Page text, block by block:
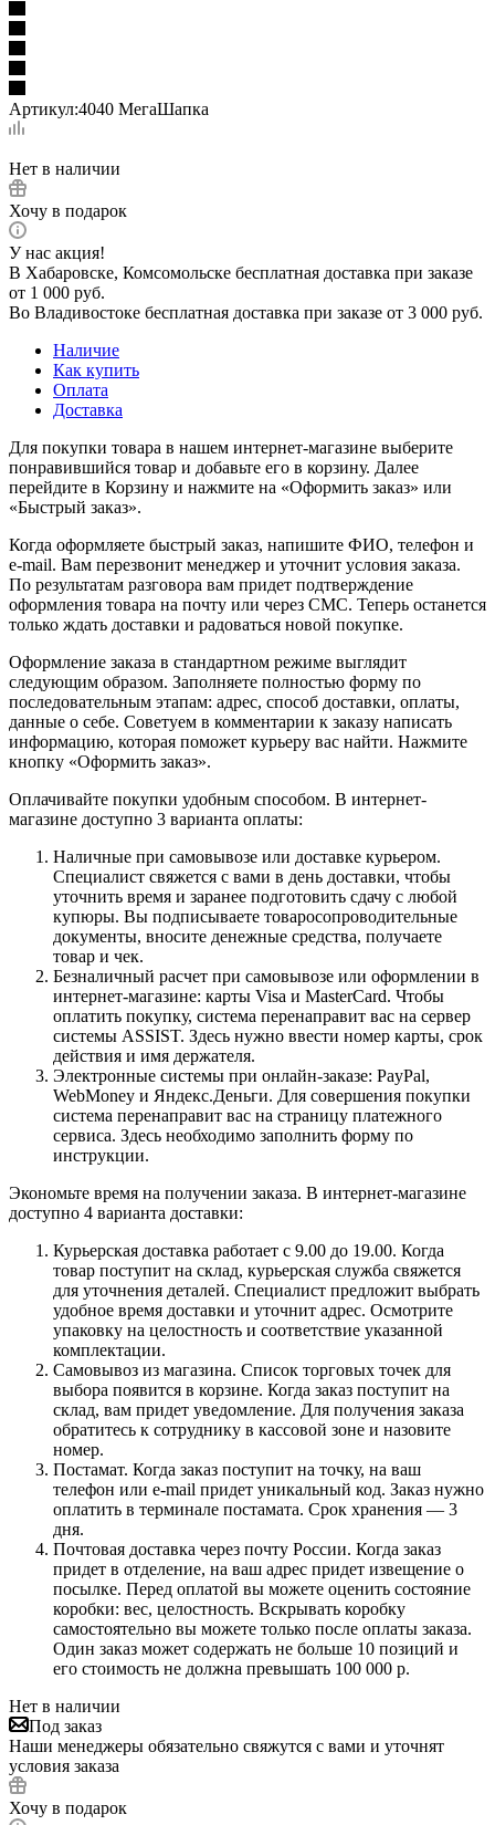
Артикул:4040 МегаШапка
Нет в наличии
Хочу в подарок
У нас акция!
В Хабаровске, Комсомольске бесплатная доставка при заказе
от 1 000 руб.
Во Владивостоке бесплатная доставка при заказе от 3 000 руб.
Наличие
Как купить
Оплата
Доставка
Для покупки товара в нашем интернет-магазине выберите
понравившийся товар и добавьте его в корзину. Далее
перейдите в Корзину и нажмите на «Оформить заказ» или
«Быстрый заказ».
Когда оформляете быстрый заказ, напишите ФИО, телефон и
e-mail. Вам перезвонит менеджер и уточнит условия заказа.
По результатам разговора вам придет подтверждение
оформления товара на почту или через СМС. Теперь останется
только ждать доставки и радоваться новой покупке.
Оформление заказа в стандартном режиме выглядит
следующим образом. Заполняете полностью форму по
последовательным этапам: адрес, способ доставки, оплаты,
данные о себе. Советуем в комментарии к заказу написать
информацию, которая поможет курьеру вас найти. Нажмите
кнопку «Оформить заказ».
Оплачивайте покупки удобным способом. В интернет-
магазине доступно 3 варианта оплаты:
Наличные при самовывозе или доставке курьером.
Специалист свяжется с вами в день доставки, чтобы
уточнить время и заранее подготовить сдачу с любой
купюры. Вы подписываете товаросопроводительные
документы, вносите денежные средства, получаете
товар и чек.
Безналичный расчет при самовывозе или оформлении в
интернет-магазине: карты Visa и MasterCard. Чтобы
оплатить покупку, система перенаправит вас на сервер
системы ASSIST. Здесь нужно ввести номер карты, срок
действия и имя держателя.
Электронные системы при онлайн-заказе: PayPal,
WebMoney и Яндекс.Деньги. Для совершения покупки
система перенаправит вас на страницу платежного
сервиса. Здесь необходимо заполнить форму по
инструкции.
Экономьте время на получении заказа. В интернет-магазине
доступно 4 варианта доставки:
Курьерская доставка работает с 9.00 до 19.00. Когда
товар поступит на склад, курьерская служба свяжется
для уточнения деталей. Специалист предложит выбрать
удобное время доставки и уточнит адрес. Осмотрите
упаковку на целостность и соответствие указанной
комплектации.
Самовывоз из магазина. Список торговых точек для
выбора появится в корзине. Когда заказ поступит на
склад, вам придет уведомление. Для получения заказа
обратитесь к сотруднику в кассовой зоне и назовите
номер.
Постамат. Когда заказ поступит на точку, на ваш
телефон или e-mail придет уникальный код. Заказ нужно
оплатить в терминале постамата. Срок хранения — 3
дня.
Почтовая доставка через почту России. Когда заказ
придет в отделение, на ваш адрес придет извещение о
посылке. Перед оплатой вы можете оценить состояние
коробки: вес, целостность. Вскрывать коробку
самостоятельно вы можете только после оплаты заказа.
Один заказ может содержать не больше 10 позиций и
его стоимость не должна превышать 100 000 р.
Нет в наличии
Под заказ
Наши менеджеры обязательно свяжутся с вами и уточнят
условия заказа
Хочу в подарок